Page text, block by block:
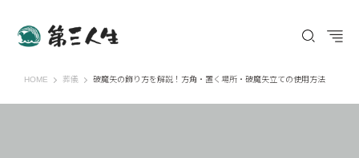
HOME 第三人生 〜寄り道の歩き方〜
葬儀 破魔矢の飾り方を解説！方角・置く場所・破魔矢立ての使用方法